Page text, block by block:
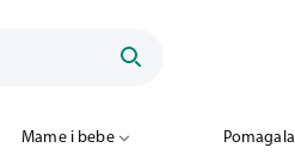
Mame i bebe Pomagala